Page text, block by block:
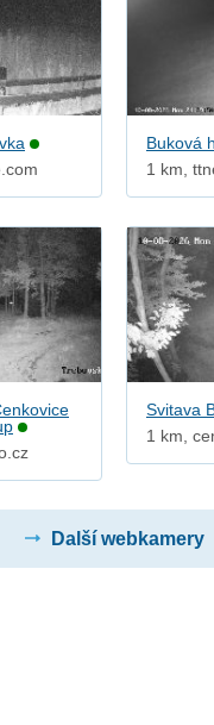
Buková
1 km,
Svitava
1 km,
Další webkamery